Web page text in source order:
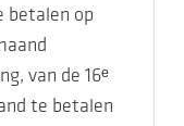
betalen op
van de 16ᵉ
te betalen